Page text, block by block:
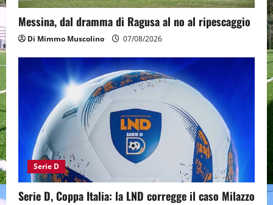
Messina, dal dramma di Ragusa al no al ripescaggio
Di Mimmo Muscolino 07/08/2026
Serie D
Serie D, Coppa Italia: la LND corregge il caso Milazzo